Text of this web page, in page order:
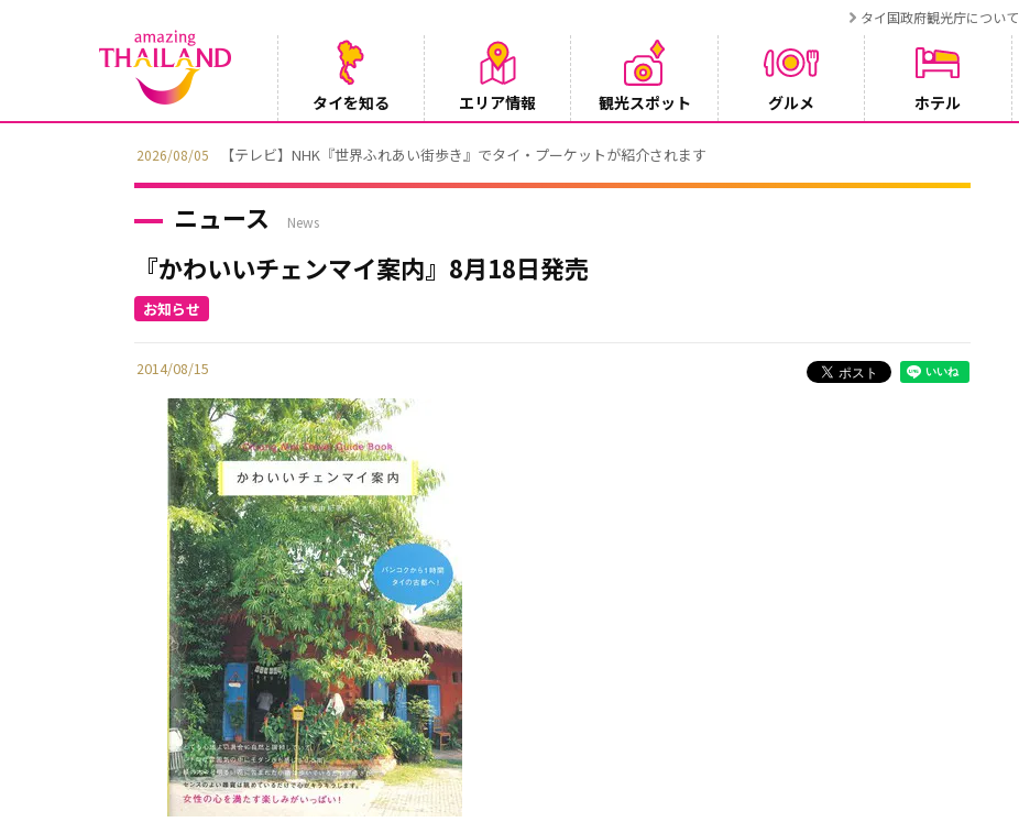
タイ国政府観光庁について
タイを知る エリア情報 観光スポット グルメ ホテル
2026/08/05 【テレビ】NHK『世界ふれあい街歩き』でタイ・プーケットが紹介されます
ニュース News
『かわいいチェンマイ案内』8月18日発売
2014/08/15